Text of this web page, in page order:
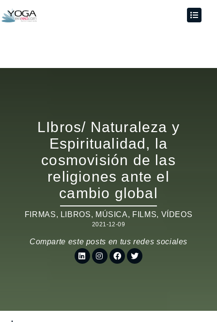
LIbros/ Naturaleza y
Espiritualidad, la
cosmovisión de las
religiones ante el
cambio global
FIRMAS, LIBROS, MÚSICA, FILMS, VÍDEOS
2021-12-09
Comparte este posts en tus redes sociales